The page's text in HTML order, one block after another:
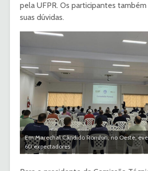
pela UFPR. Os participantes
suas dúvidas.
Em Marechal Cândido Rondon, no Oeste,
60 expectadores